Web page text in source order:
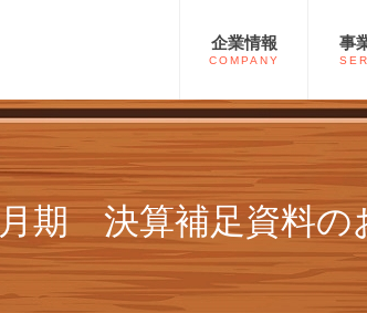
企業情報
COMPANY
事
期 決算補足資料の